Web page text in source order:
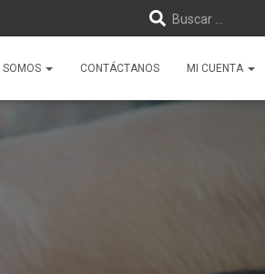
Buscar …
SOMOS CONTÁCTANOS MI CUENTA